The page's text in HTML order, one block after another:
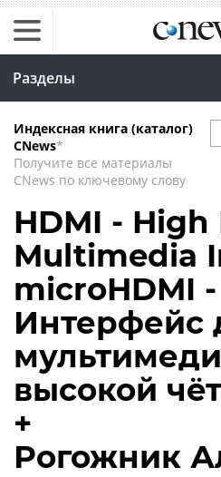
Разделы
Индексная книга (каталог)
CNews*
Получите все материалы
CNews по ключевому слову
HDMI -
Multimedia
microHDMI -
Интерфейс
высокой
+
Рогожник